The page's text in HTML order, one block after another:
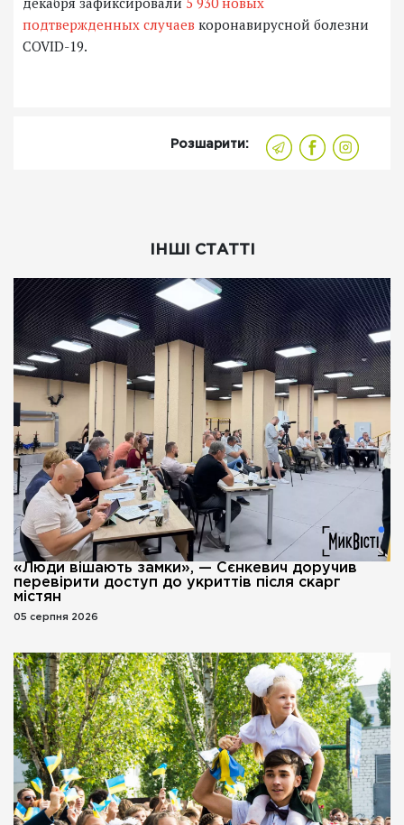
подтвержденных случаев коронавирусной болезни
COVID-19.
Розшарити:
ІНШІ СТАТТІ
«Люди вішають замки», — Сєнкевич доручив
перевірити доступ до укриттів після скарг
містян
05 серпня 2026